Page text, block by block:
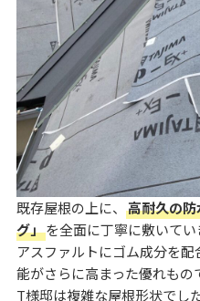
既存屋根の上に、 高耐久の
グ」を全面に丁寧に敷いてい
アスファルトにゴム成分を
能がさらに高まった優れもの
T様邸は複雑な屋根形状でし